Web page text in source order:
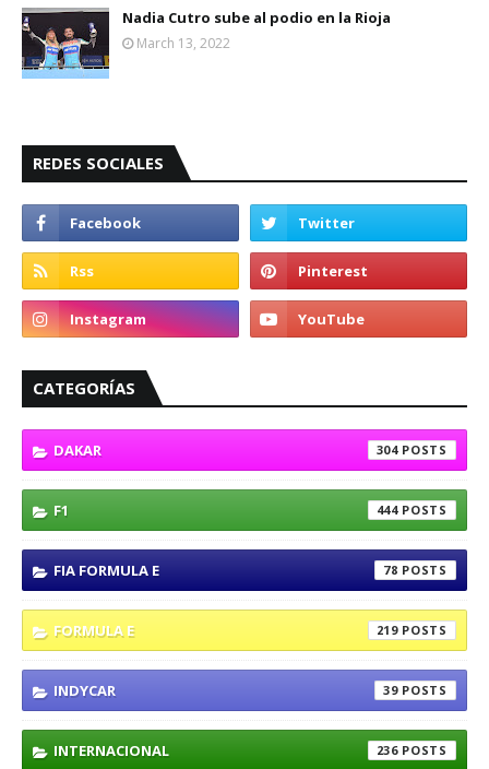
Nadia Cutro sube al podio en la Rioja
March 13, 2022
REDES SOCIALES
CATEGORÍAS
DAKAR 304
F1 444
FIA FORMULA E 78
FORMULA E 219
INDYCAR 39
INTERNACIONAL 236